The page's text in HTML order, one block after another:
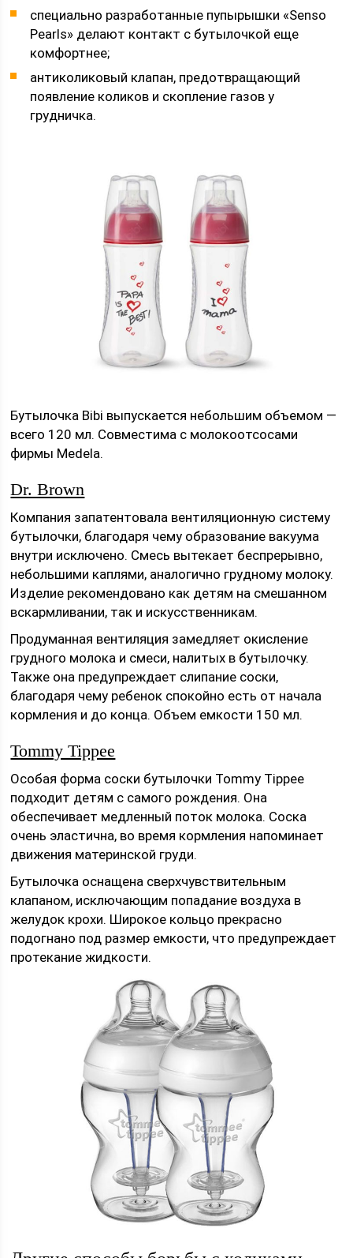
специально разработанные пупырышки «Senso
Pearls» делают контакт с бутылочкой еще
комфортнее;
антиколиковый клапан, предотвращающий
появление коликов и скопление газов у
грудничка.
Бутылочка Bibi выпускается небольшим объемом —
всего 120 мл. Совместима с молокоотсосами
фирмы Medela.
Dr. Brown
Компания запатентовала вентиляционную систему
бутылочки, благодаря чему образование вакуума
внутри исключено. Смесь вытекает беспрерывно,
небольшими каплями, аналогично грудному молоку.
Изделие рекомендовано как детям на смешанном
вскармливании, так и искусственникам.
Продуманная вентиляция замедляет окисление
грудного молока и смеси, налитых в бутылочку.
Также она предупреждает слипание соски,
благодаря чему ребенок спокойно есть от начала
кормления и до конца. Объем емкости 150 мл.
Tommy Tippee
Особая форма соски бутылочки Tommy Tippee
подходит детям с самого рождения. Она
обеспечивает медленный поток молока. Соска
очень эластична, во время кормления напоминает
движения материнской груди.
Бутылочка оснащена сверхчувствительным
клапаном, исключающим попадание воздуха в
желудок крохи. Широкое кольцо прекрасно
подогнано под размер емкости, что предупреждает
протекание жидкости.